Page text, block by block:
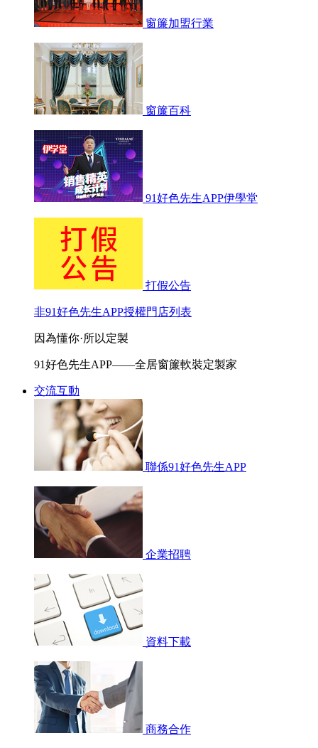
窗簾加盟行業
窗簾百科
91好色先生APP伊學堂
打假公告
非91好色先生APP授權門店列表
因為懂你·所以定製
91好色先生APP——全居窗簾軟裝定製家
交流互動
聯係91好色先生APP
企業招聘
資料下載
商務合作